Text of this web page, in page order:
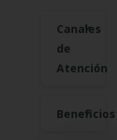
Canales
de
Atención
Beneficios